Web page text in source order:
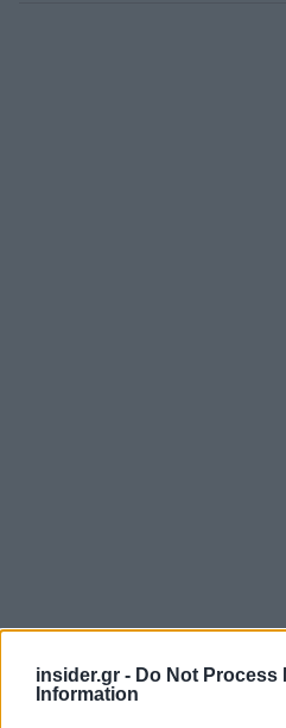
insider.gr - Do Not Process
Information